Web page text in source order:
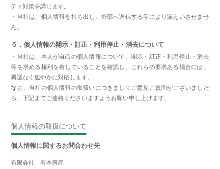
ティ対策を講じます。
・当社は、個人情報を持ち出し、外部へ送信する等により漏えいさせませ
ん。
５．個人情報の開示・訂正・利用停止・消去について
・当社は、本人が自己の個人情報について、開示・訂正・利用停止・消去
等を求める権利を有していることを確認し、これらの要求ある場合には、
異議なく速やかに対応します。
なお、当社の個人情報の取扱いにつきましてご意見ご質問がございました
ら、下記までご連絡くださいますようお願い申し上げます。
個人情報の取扱について
個人情報に関するお問合わせ先
有限会社 有本興産